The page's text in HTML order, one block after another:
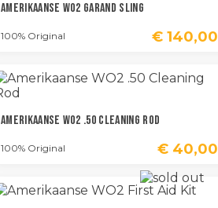
Amerikaanse WO2 Garand Sling
100% Original € 140,00
Amerikaanse WO2 .50 Cleaning Rod
100% Original € 40,00